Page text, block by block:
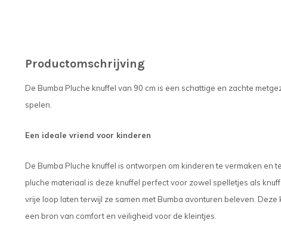
Productomschrijving
De Bumba Pluche knuffel van 90 cm is een schattige en zachte
spelen.
Een ideale vriend voor kinderen
De Bumba Pluche knuffel is ontworpen om kinderen te vermaken en
pluche materiaal is deze knuffel perfect voor zowel spelletjes als
vrije loop laten terwijl ze samen met Bumba avonturen beleven.
een bron van comfort en veiligheid voor de kleintjes.